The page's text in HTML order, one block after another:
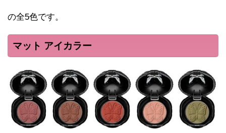
の全5色です。
マット アイカラー